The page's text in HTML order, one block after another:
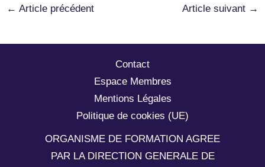
← Article précédent Article suivant →
Contact
Espace Membres
Mentions Légales
Politique de cookies (UE)
ORGANISME DE FORMATION AGREE
PAR LA DIRECTION GENERALE DE